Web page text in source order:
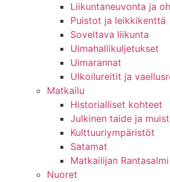
Liikuntaneuvonta ja
Puistot ja leikkikenttä
Soveltava liikunta
Uimahallikuljetukset
Uimarannat
Ulkoilureitit ja
Matkailu
Historialliset kohteet
Julkinen taide ja
Kulttuuriympäristöt
Satamat
Matkailijan
Nuoret